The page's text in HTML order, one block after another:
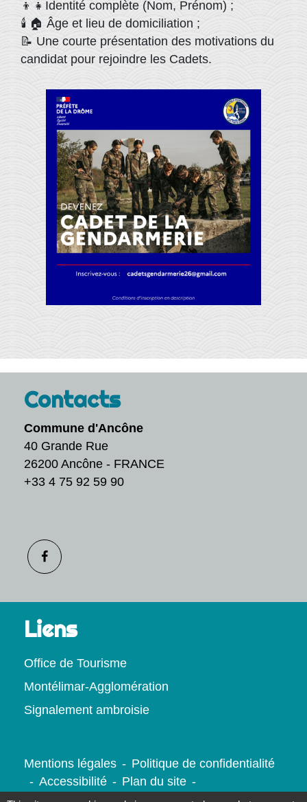
👦👧Identité complète (Nom, Prénom) ;
🕯️ 🏠 Âge et lieu de domiciliation ;
📝 Une courte présentation des motivations du
candidat pour rejoindre les Cadets.
Contacts
Commune d'Ancône
40 Grande Rue
26200 Ancône - FRANCE
+33 4 75 92 59 90
Liens
Office de Tourisme
Montélimar-Agglomération
Signalement ambroisie
Mentions légales - Politique de confidentialité
- Accessibilité - Plan du site -